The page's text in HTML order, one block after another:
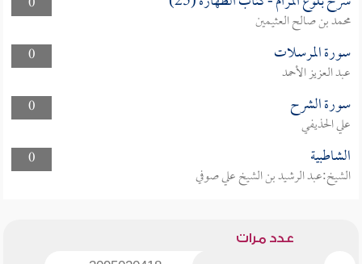
محمد بن صالح العثيمين
0
سورة المرسلات
عبد العزيز الأحمد
0
سورة الشرح
علي الحذيفي
0
الشاطبية
الشيخ:عبد الرشيد بن الشيخ علي صوفي
عدد مرات